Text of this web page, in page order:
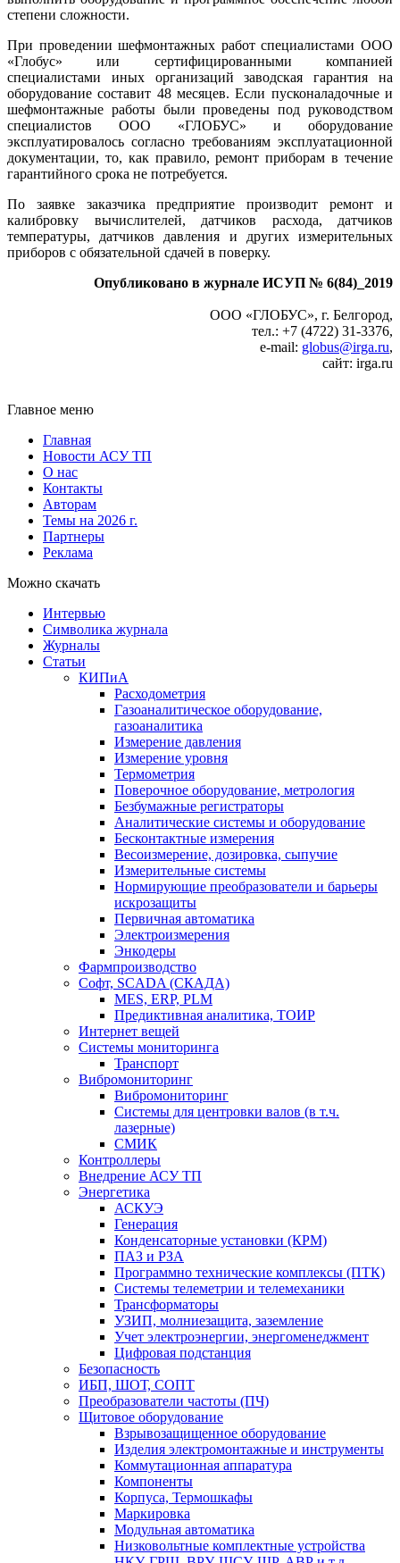
степени сложности.
При проведении шефмонтажных работ специалистами ООО
«Глобус» или сертифицированными компанией
специалистами иных организаций заводская гарантия на
оборудование составит 48 месяцев. Если пусконаладочные и
шефмонтажные работы были проведены под руководством
специалистов ООО «ГЛОБУС» и оборудование
эксплуатировалось согласно требованиям эксплуатационной
документации, то, как правило, ремонт приборам в течение
гарантийного срока не потребуется.
По заявке заказчика предприятие производит ремонт и
калибровку вычислителей, датчиков расхода, датчиков
температуры, датчиков давления и других измерительных
приборов с обязательной сдачей в поверку.
Опубликовано в журнале ИСУП № 6(84)_2019
ООО «ГЛОБУС», г. Белгород,
тел.: +7 (4722) 31-3376,
e‑mail: globus@irga.ru,
сайт: irga.ru
Главное меню
Главная
Новости АСУ ТП
О нас
Контакты
Авторам
Темы на 2026 г.
Партнеры
Реклама
Можно скачать
Интервью
Символика журнала
Журналы
Статьи
КИПиА
Расходометрия
Газоаналитическое оборудование,
газоаналитика
Измерение давления
Измерение уровня
Термометрия
Поверочное оборудование, метрология
Безбумажные регистраторы
Аналитические системы и оборудование
Бесконтактные измерения
Весоизмерение, дозировка, сыпучие
Измерительные системы
Нормирующие преобразователи и барьеры
искрозащиты
Первичная автоматика
Электроизмерения
Энкодеры
Фармпроизводство
Софт, SCADA (СКАДА)
MES, ERP, PLM
Предиктивная аналитика, ТОИР
Интернет вещей
Системы мониторинга
Транспорт
Вибромониторинг
Вибромониторинг
Системы для центровки валов (в т.ч.
лазерные)
СМИК
Контроллеры
Внедрение АСУ ТП
Энергетика
АСКУЭ
Генерация
Конденсаторные установки (КРМ)
ПАЗ и РЗА
Программно технические комплексы (ПТК)
Системы телеметрии и телемеханики
Трансформаторы
УЗИП, молниезащита, заземление
Учет электроэнергии, энергоменеджмент
Цифровая подстанция
Безопасность
ИБП, ШОТ, СОПТ
Преобразователи частоты (ПЧ)
Щитовое оборудование
Взрывозащищенное оборудование
Изделия электромонтажные и инструменты
Коммутационная аппаратура
Компоненты
Корпуса, Термошкафы
Маркировка
Модульная автоматика
Низковольтные комплектные устройства